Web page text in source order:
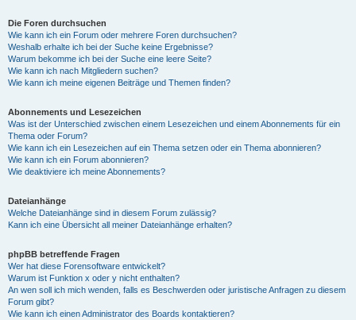
o
Die Foren durchsuchen
Wie kann ich ein Forum oder mehrere Foren durchsuchen?
Weshalb erhalte ich bei der Suche keine Ergebnisse?
Warum bekomme ich bei der Suche eine leere Seite?
Wie kann ich nach Mitgliedern suchen?
Wie kann ich meine eigenen Beiträge und Themen finden?
Abonnements und Lesezeichen
Was ist der Unterschied zwischen einem Lesezeichen und einem Abonnements für ein
Thema oder Forum?
Wie kann ich ein Lesezeichen auf ein Thema setzen oder ein Thema abonnieren?
Wie kann ich ein Forum abonnieren?
Wie deaktiviere ich meine Abonnements?
Dateianhänge
Welche Dateianhänge sind in diesem Forum zulässig?
Kann ich eine Übersicht all meiner Dateianhänge erhalten?
phpBB betreffende Fragen
Wer hat diese Forensoftware entwickelt?
Warum ist Funktion x oder y nicht enthalten?
An wen soll ich mich wenden, falls es Beschwerden oder juristische Anfragen zu diesem
Forum gibt?
Wie kann ich einen Administrator des Boards kontaktieren?